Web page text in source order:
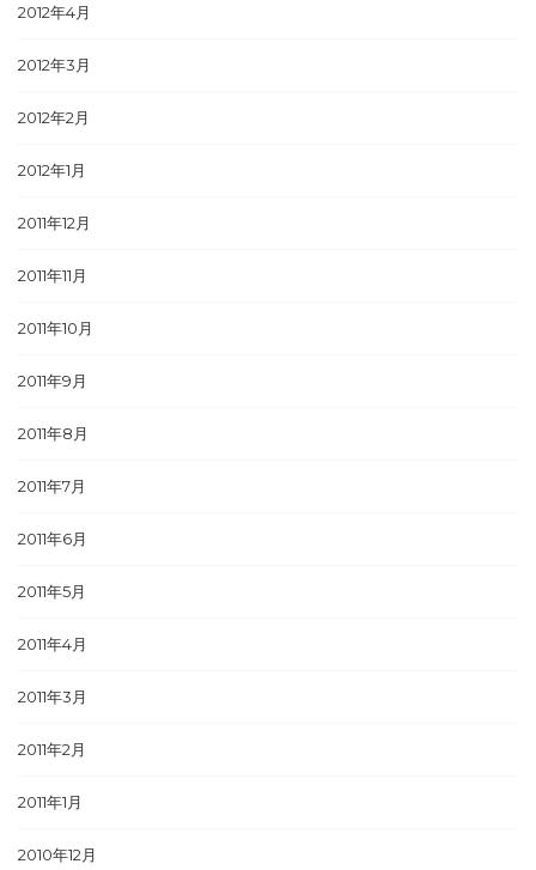
2012年4月
2012年3月
2012年2月
2012年1月
2011年12月
2011年11月
2011年10月
2011年9月
2011年8月
2011年7月
2011年6月
2011年5月
2011年4月
2011年3月
2011年2月
2011年1月
2010年12月